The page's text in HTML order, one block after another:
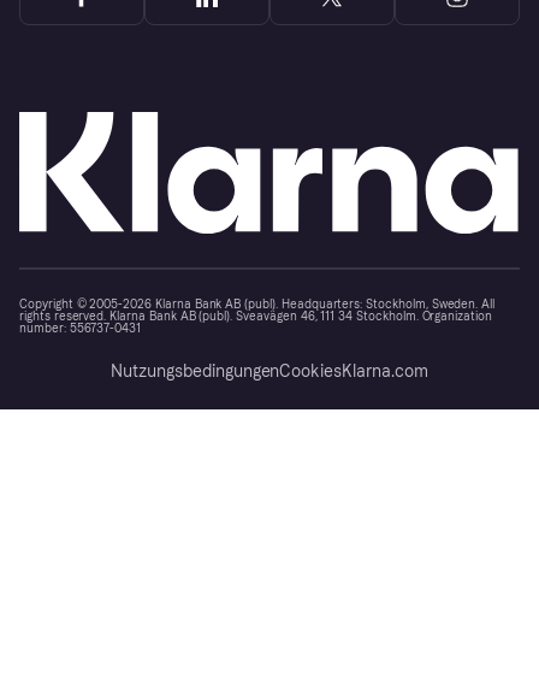
Copyright © 2005-2026 Klarna Bank AB (publ). Headquarters: Stockholm, Sweden. All
rights reserved. Klarna Bank AB (publ). Sveavägen 46, 111 34 Stockholm. Organization
number: 556737-0431
NutzungsbedingungenCookiesKlarna.com